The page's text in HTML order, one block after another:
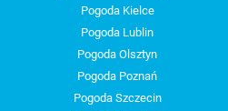
Pogoda Kielce
Pogoda Lublin
Pogoda Olsztyn
Pogoda Poznań
Pogoda Szczecin